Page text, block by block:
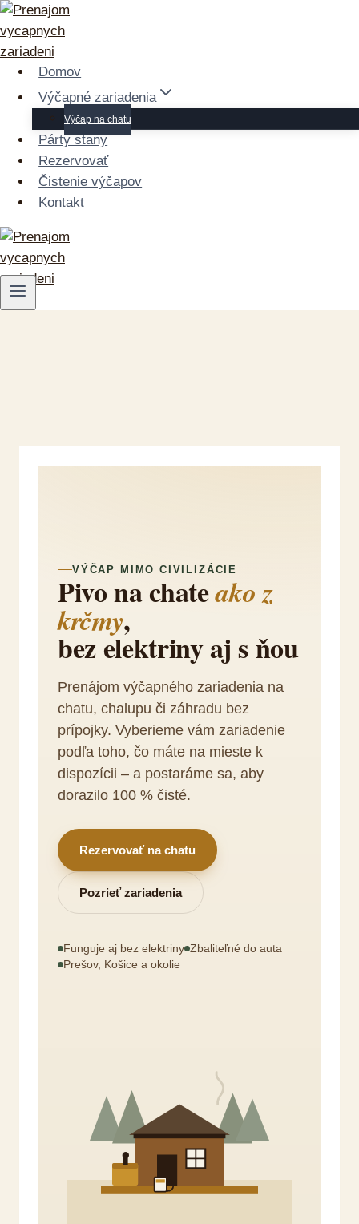
Skip
to
content
Domov
Výčapné zariadenia
Výčap na chatu
Párty stany
Rezervovať
Čistenie výčapov
Kontakt
VÝČAP MIMO CIVILIZÁCIE
Pivo na chateako z
krčmy,
bez elektriny aj s ňou
Prenájom výčapného zariadenia na
chatu, chalupu či záhradu bez
prípojky. Vyberieme vám zariadenie
podľa toho, čo máte na mieste k
dispozícii – a postaráme sa, aby
dorazilo 100 % čisté.
Rezervovať na chatu
Pozrieť zariadenia
Funguje aj bez elektriny Zbaliteľné do auta
Prešov, Košice a okolie